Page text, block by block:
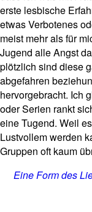
erste lesbische
etwas Verbotenes
meist mehr als für
Jugend alle Angst
plötzlich sind diese
abgefahren
hervorgebracht. Ich
oder Serien rankt
eine Tugend. Weil
Lustvollem werden
Gruppen oft kaum
Eine Form des